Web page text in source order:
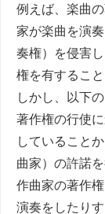
例えば、楽曲
家が楽曲を演
奏権）を侵害
権を有すること
しかし、以下
著作権の行使
していること
曲家）の許諾
作曲家の著作
演奏をしたり